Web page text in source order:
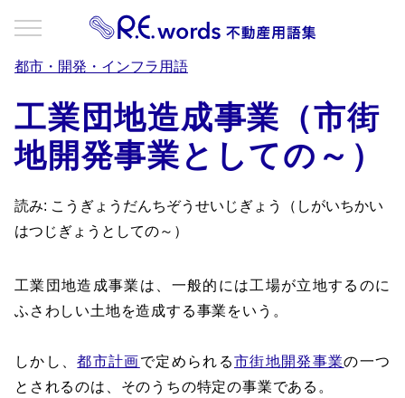
都市・開発・インフラ用語
工業団地造成事業（市街
地開発事業としての～）
読み: こうぎょうだんちぞうせいじぎょう（しがいちかい
はつじぎょうとしての～）
工業団地造成事業は、一般的には工場が立地するのに
ふさわしい土地を造成する事業をいう。
しかし、都市計画で定められる市街地開発事業の一つ
とされるのは、そのうちの特定の事業である。